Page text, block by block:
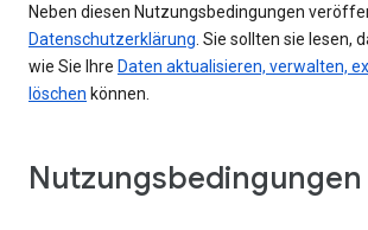
Neben diesen Nutzungsbedingungen
Datenschutzerklärung . Sie sollten sie lesen,
wie Sie Ihre Daten aktualisieren, verwalten,
löschen können.
Nutzungsbedingungen